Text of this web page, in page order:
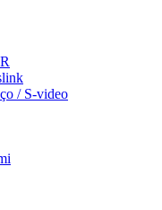
/ S-video